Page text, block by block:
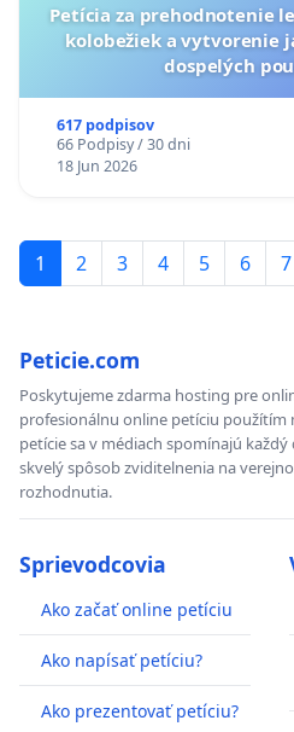
Petícia za prehodnotenie
kolobežiek a vytvorenie
dospelých
617 podpisov
66 Podpisy / 30 dni
18 Jun 2026
1 2 3 4 5 6 7
Peticie.com
Poskytujeme zdarma hosting pre
profesionálnu online petíciu použítím
petície sa v médiach spomínajú
skvelý spôsob zviditelnenia na
rozhodnutia.
Sprievodcovia
Ako začať online petíciu
Ako napísať petíciu?
Ako prezentovať petíciu?